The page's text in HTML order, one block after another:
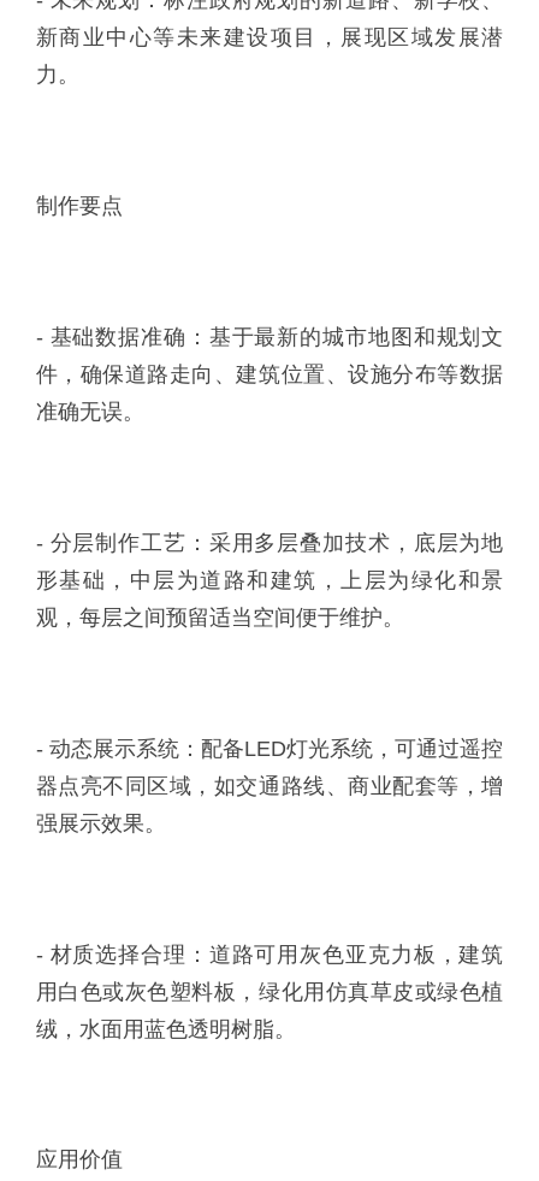
新商业中心等未来建设项目，展现区域发展潜
力。
制作要点
- 基础数据准确：基于最新的城市地图和规划文
件，确保道路走向、建筑位置、设施分布等数据
准确无误。
- 分层制作工艺：采用多层叠加技术，底层为地
形基础，中层为道路和建筑，上层为绿化和景
观，每层之间预留适当空间便于维护。
- 动态展示系统：配备LED灯光系统，可通过遥控
器点亮不同区域，如交通路线、商业配套等，增
强展示效果。
- 材质选择合理：道路可用灰色亚克力板，建筑
用白色或灰色塑料板，绿化用仿真草皮或绿色植
绒，水面用蓝色透明树脂。
应用价值